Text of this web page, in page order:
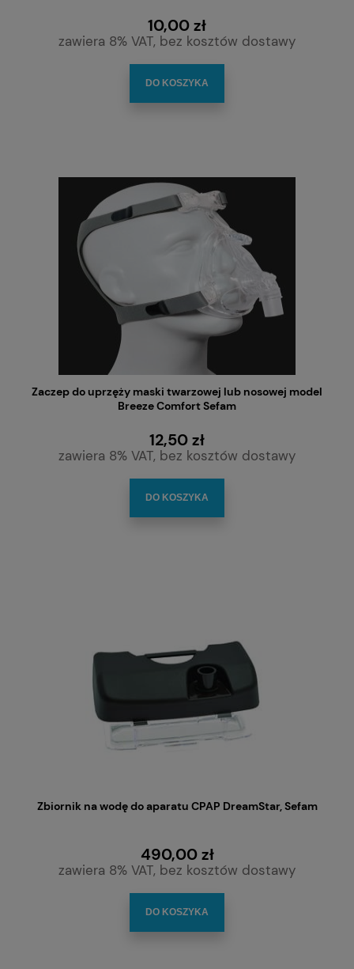
10,00 zł
zawiera 8% VAT, bez kosztów dostawy
DO KOSZYKA
Zaczep do uprzęży maski twarzowej lub nosowej model
Breeze Comfort Sefam
12,50 zł
zawiera 8% VAT, bez kosztów dostawy
DO KOSZYKA
Zbiornik na wodę do aparatu CPAP DreamStar, Sefam
490,00 zł
zawiera 8% VAT, bez kosztów dostawy
DO KOSZYKA